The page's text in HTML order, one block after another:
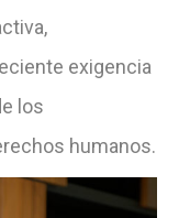
exigencia
los
humanos.